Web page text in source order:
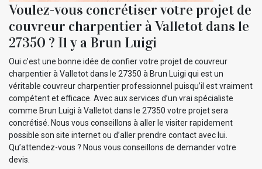
Voulez-vous concrétiser votre projet de
couvreur charpentier à Valletot dans le
27350 ? Il y a Brun Luigi
Oui c’est une bonne idée de confier votre projet de couvreur
charpentier à Valletot dans le 27350 à Brun Luigi qui est un
véritable couvreur charpentier professionnel puisqu’il est vraiment
compétent et efficace. Avec aux services d’un vrai spécialiste
comme Brun Luigi à Valletot dans le 27350 votre projet sera
concrétisé. Nous vous conseillons à aller le visiter rapidement
possible son site internet ou d’aller prendre contact avec lui.
Qu’attendez-vous ? Nous vous conseillons de demander votre
devis.